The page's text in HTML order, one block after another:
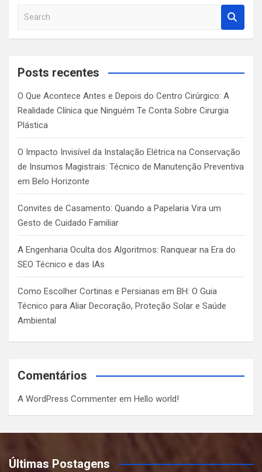
a
c
Posts recentes
O Que Acontece Antes e Depois do Centro Cirúrgico: A
Realidade Clínica que Ninguém Te Conta Sobre Cirurgia
Plástica
O Impacto Invisível da Instalação Elétrica na Conservação
de Insumos Magistrais: Técnico de Manutenção Preventiva
em Belo Horizonte
Convites de Casamento: Quando a Papelaria Vira um
Gesto de Cuidado Familiar
A Engenharia Oculta dos Algoritmos: Ranquear na Era do
SEO Técnico e das IAs
Como Escolher Cortinas e Persianas em BH: O Guia
Técnico para Aliar Decoração, Proteção Solar e Saúde
Ambiental
Comentários
A WordPress Commenter em Hello world!
Últimas Postagens